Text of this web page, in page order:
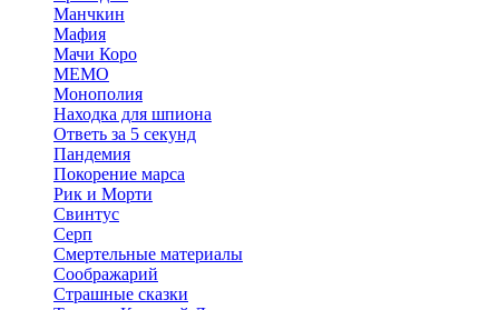
Манчкин
Мафия
Мачи Коро
МЕМО
Монополия
Находка для шпиона
Ответь за 5 секунд
Пандемия
Покорение марса
Рик и Морти
Свинтус
Серп
Смертельные материалы
Соображарий
Страшные сказки